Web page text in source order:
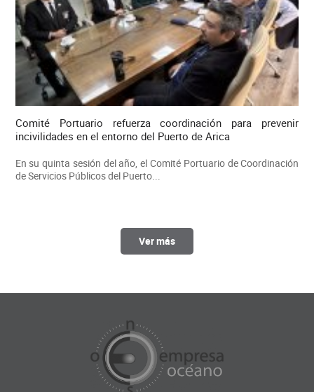
Comité Portuario refuerza coordinación para prevenir
incivilidades en el entorno del Puerto de Arica
En su quinta sesión del año, el Comité Portuario de Coordinación
de Servicios Públicos del Puerto...
Ver más